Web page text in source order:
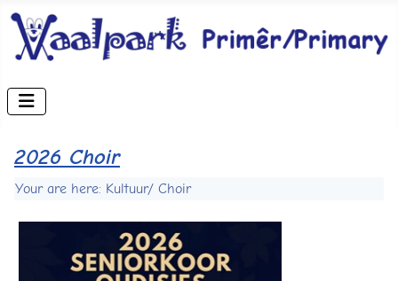
2026 Choir
Your are here: Kultuur/ Choir